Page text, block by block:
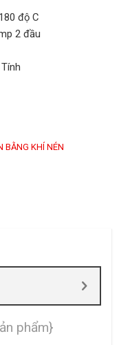
độ C
2 đầu
BẰNG KHÍ NÉN
phẩm}